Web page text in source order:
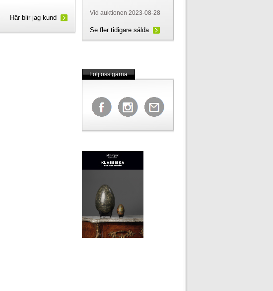
Här blir jag kund
Vid auktionen 2023-08-28
Se fler tidigare sålda
Följ oss gärna